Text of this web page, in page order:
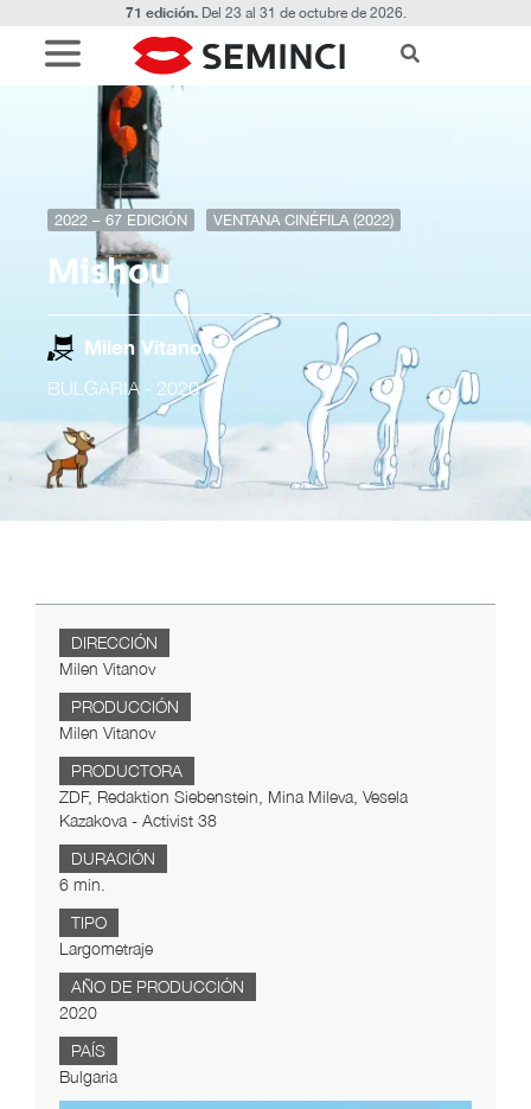
71 edición.Del 23 al 31 de octubre de 2026.
2022 – 67 EDICIÓN VENTANA CINÉFILA (2022)
Mishou
Milen Vitanov
BULGARIA - 2020
DIRECCIÓN
Milen Vitanov
PRODUCCIÓN
Milen Vitanov
PRODUCTORA
ZDF, Redaktion Siebenstein, Mina Mileva, Vesela
Kazakova - Activist 38
DURACIÓN
6 min.
TIPO
Largometraje
AÑO DE PRODUCCIÓN
2020
PAÍS
Bulgaria